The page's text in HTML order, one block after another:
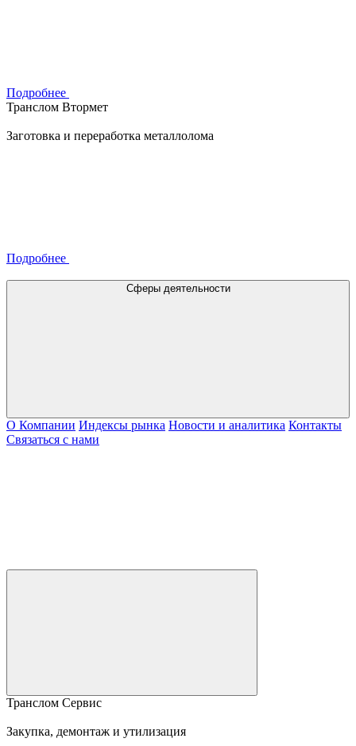
Подробнее
Транслом Втормет
Заготовка и переработка металлолома
Подробнее
Сферы деятельности
О Компании Индексы рынка Новости и аналитика Контакты
Связаться с нами
Транслом Сервис
Закупка, демонтаж и утилизация